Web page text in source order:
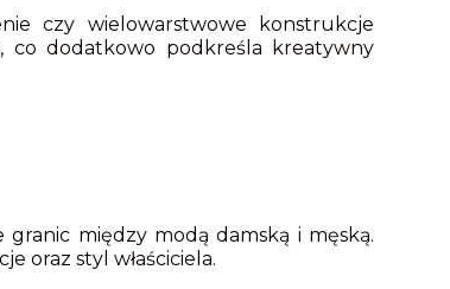
czy wielowarstwowe konstrukcje
co dodatkowo podkreśla kreatywny
między modą damską i męską.
oraz styl właściciela.